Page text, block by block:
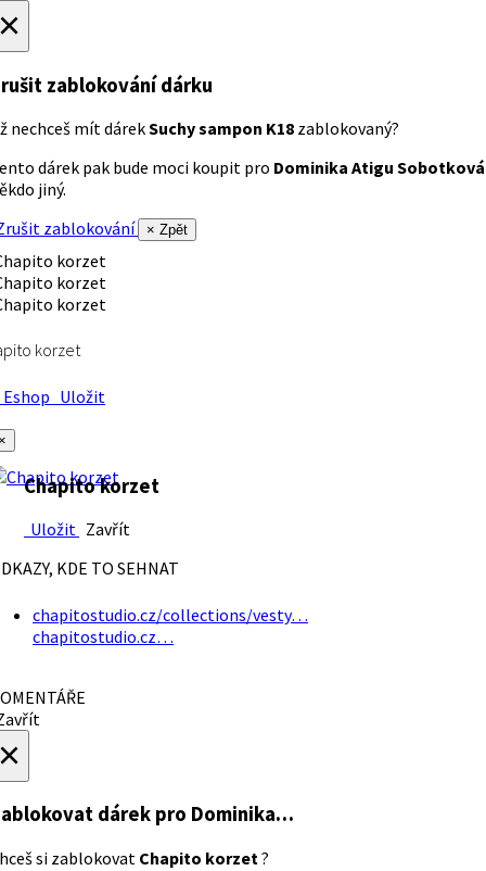
zablokování dárku
nechceš mít dárekSuchy sampon K18 zablokovaný?
dárek pak bude moci koupit pro Dominika Atigu Sobotková
jiný.
zablokování
× Zpět
korzet
Uložit
Chapito korzet
Uložit Zavřít
KDE TO SEHNAT
chapitostudio.cz/collections/vesty…
chapitostudio.cz…
dárek pro Dominika…
si zablokovat Chapito korzet?